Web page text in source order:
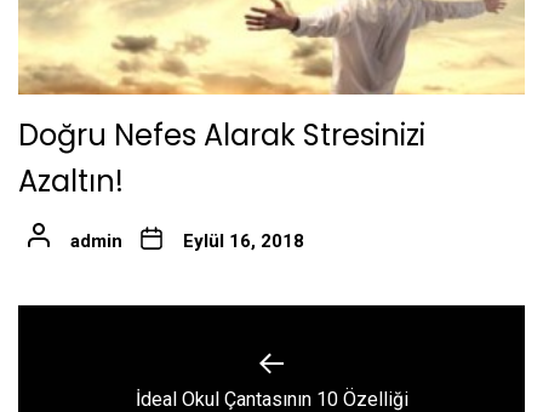
Doğru Nefes Alarak Stresinizi
Azaltın!
admin Eylül 16, 2018
Previous
İdeal Okul Çantasının 10 Özelliği